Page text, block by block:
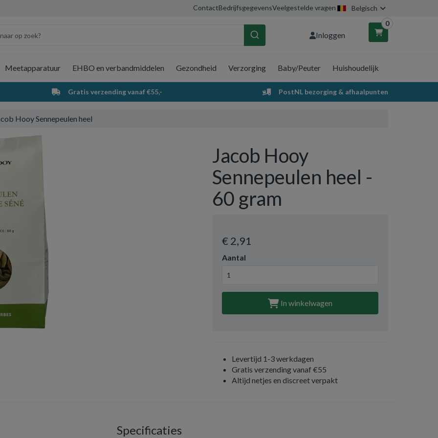
ContactBedrijfsgegevensVeelgestelde vragen Belgisch
Inloggen
0
Winkelwagen
Meetapparatuur EHBO en verbandmiddelen Gezondheid Verzorging Baby/Peuter Huishoudelijk
Gratis verzending vanaf €55,- PostNL bezorging & afhaalpunten
Hooy Sennepeulen heel
Jacob Hooy
Sennepeulen heel -
60 gram
€ 2,91
Aantal
In winkelwagen
Levertijd 1-3 werkdagen
Gratis verzending vanaf €55
Altijd netjes en discreet verpakt
Specificaties